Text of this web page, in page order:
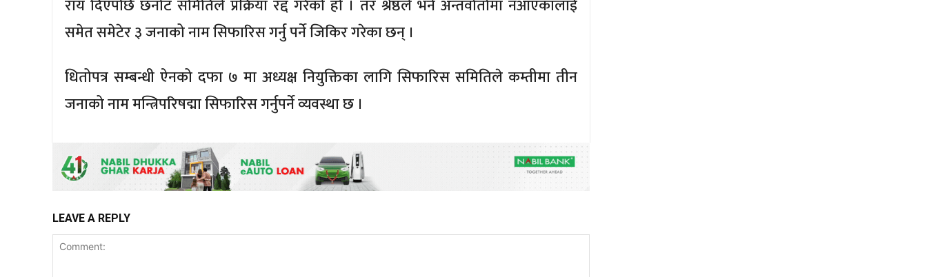
राय दिएपछि छनोट समितिले प्रक्रिया रद्द गरेको हो । तर श्रेष्ठले भने अन्तर्वार्तामा नआएकालाई
समेत समेटेर ३ जनाको नाम सिफारिस गर्नु पर्ने जिकिर गरेका छन् ।
धितोपत्र सम्बन्धी ऐनको दफा ७ मा अध्यक्ष नियुक्तिका लागि सिफारिस समितिले कम्तीमा तीन
जनाको नाम मन्त्रिपरिषद्मा सिफारिस गर्नुपर्ने व्यवस्था छ ।
LEAVE A REPLY